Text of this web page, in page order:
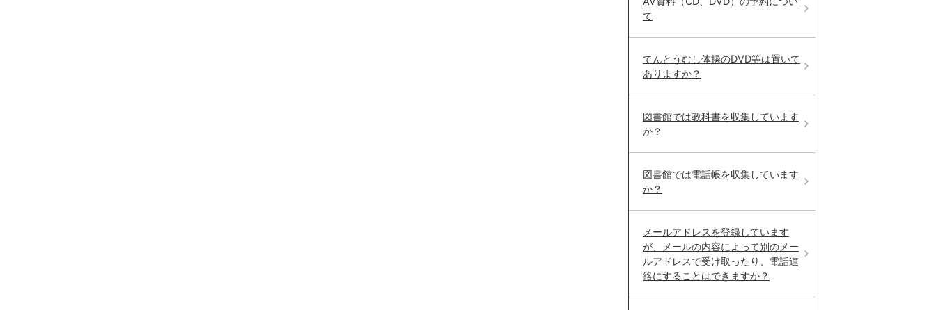
て
てんとうむし体操のDVD等は置いて
ありますか？
図書館では教科書を収集しています
か？
図書館では電話帳を収集しています
か？
メールアドレスを登録しています
が、メールの内容によって別のメー
ルアドレスで受け取ったり、電話連
絡にすることはできますか？